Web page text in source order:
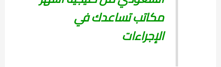
مكاتب تساعدك في
الإجراءات